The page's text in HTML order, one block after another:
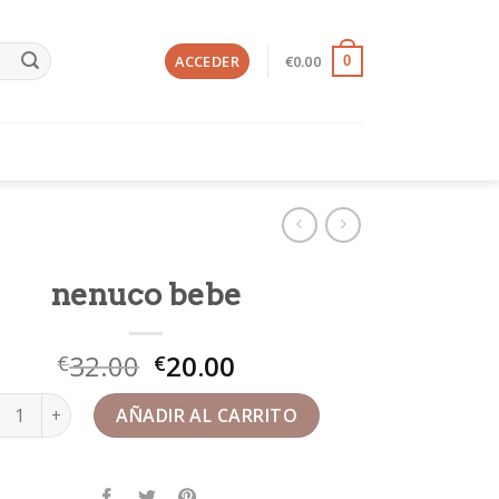
ACCEDER €0.00 0
nenuco bebe
€32.00 €20.00
bebe cantidadAÑADIR AL CARRITO